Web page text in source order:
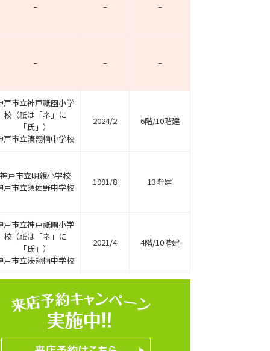
– – –
– – –
戸市立神戸祇園小学
校（祇は「ネ」に
「氏」）
戸市立湊翔楠中学校
2024/2 6階/10階建
神戸市立明親小学校
戸市立須佐野中学校
1991/8 13階建
戸市立神戸祇園小学
校（祇は「ネ」に
「氏」）
戸市立湊翔楠中学校
2021/4 4階/10階建